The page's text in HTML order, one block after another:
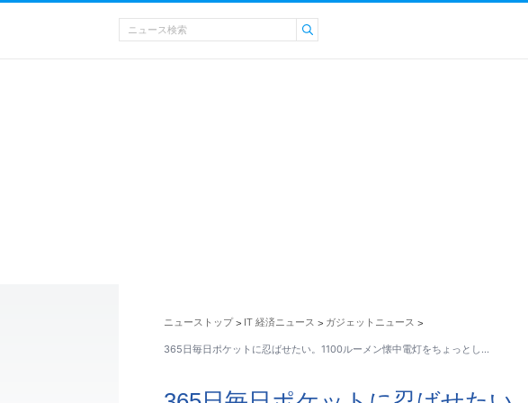
ニューストップ > IT 経済ニュース > ガジェットニュース >
365日毎日ポケットに忍ばせたい。1100ルーメン懐中電灯をちょっとし…